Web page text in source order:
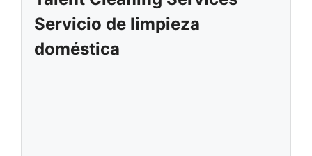
Servicio de limpieza
doméstica